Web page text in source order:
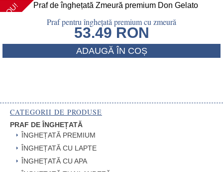
NOU!
Praf pentru înghețată premium cu zmeură
53.49 RON
ADAUGĂ ÎN COȘ
CATEGORII DE PRODUSE
PRAF DE ÎNGHEȚATĂ
ÎNGHEȚATĂ PREMIUM
ÎNGHEȚATĂ CU LAPTE
ÎNGHEȚATĂ CU APA